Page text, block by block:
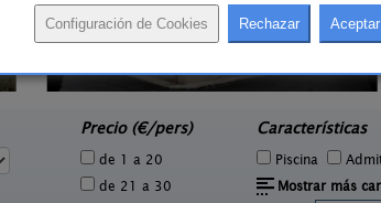
Casa Rural La Plazuela
Precio (€/pers)
de 1 a 20
de 21 a 30
Características
Piscina
Mostrar más